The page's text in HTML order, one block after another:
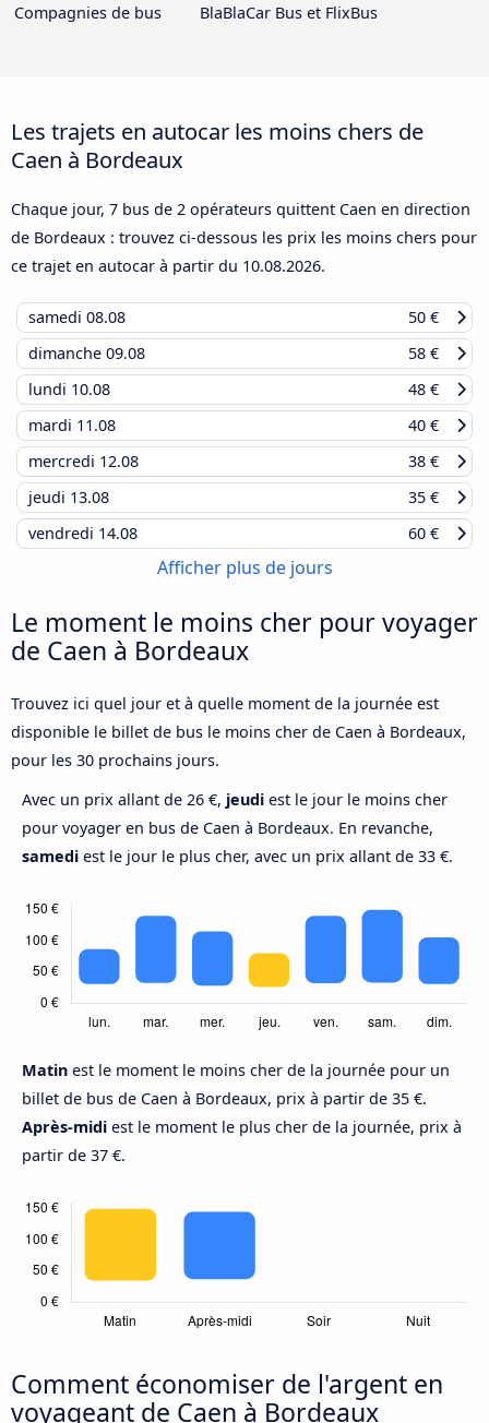
Compagnies de bus
BlaBlaCar Bus et FlixBus
Les trajets en autocar les moins chers de
Caen à Bordeaux
Chaque jour, 7 bus de 2 opérateurs quittent Caen en direction
de Bordeaux : trouvez ci-dessous les prix les moins chers pour
ce trajet en autocar à partir du 10.08.2026.
samedi 08.08
50 €
dimanche 09.08
58 €
lundi 10.08
48 €
mardi 11.08
40 €
mercredi 12.08
38 €
jeudi 13.08
35 €
vendredi 14.08 60 €
Afficher plus de jours
Le moment le moins cher pour voyager
de Caen à Bordeaux
Trouvez ici quel jour et à quelle moment de la journée est
disponible le billet de bus le moins cher de Caen à Bordeaux,
pour les 30 prochains jours.
Avec un prix allant de 26 €, jeudi est le jour le moins cher
pour voyager en bus de Caen à Bordeaux. En revanche,
samedi est le jour le plus cher, avec un prix allant de 33 €.
Matin est le moment le moins cher de la journée pour un
billet de bus de Caen à Bordeaux, prix à partir de 35 €.
Après-midi est le moment le plus cher de la journée, prix à
partir de 37 €.
Comment économiser de l'argent en
voyageant de Caen à Bordeaux